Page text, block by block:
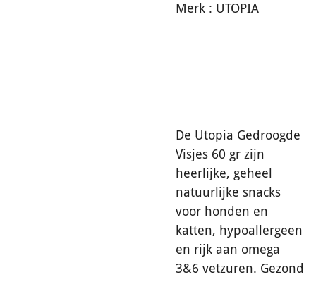
Merk : UTOPIA
De Utopia Gedroogde
Visjes 60 gr zijn
heerlijke, geheel
natuurlijke snacks
voor honden en
katten, hypoallergeen
en rijk aan omega
3&6 vetzuren. Gezond